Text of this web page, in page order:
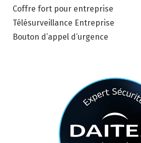
Coffre fort pour entreprise
Télésurveillance Entreprise
Bouton d’appel d’urgence